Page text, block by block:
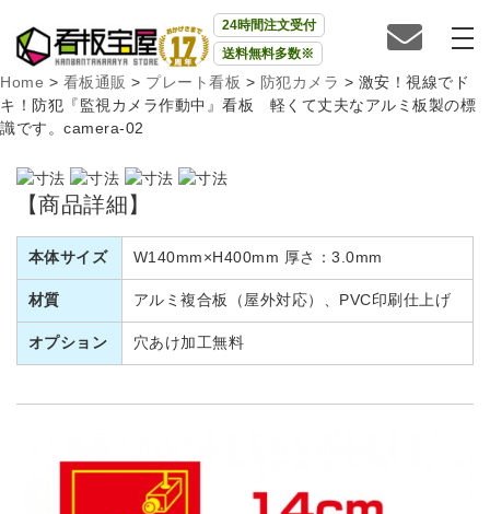
24時間注文受付
送料無料多数※
Home > 看板通販 > プレート看板 > 防犯カメラ > 激安！視線でド
キ！防犯『監視カメラ作動中』看板 軽くて丈夫なアルミ板製の標
識です。camera-02
【商品詳細】
本体サイズ W140mm×H400mm 厚さ：3.0mm
材質 アルミ複合板（屋外対応）、PVC印刷仕上げ
オプション 穴あけ加工無料